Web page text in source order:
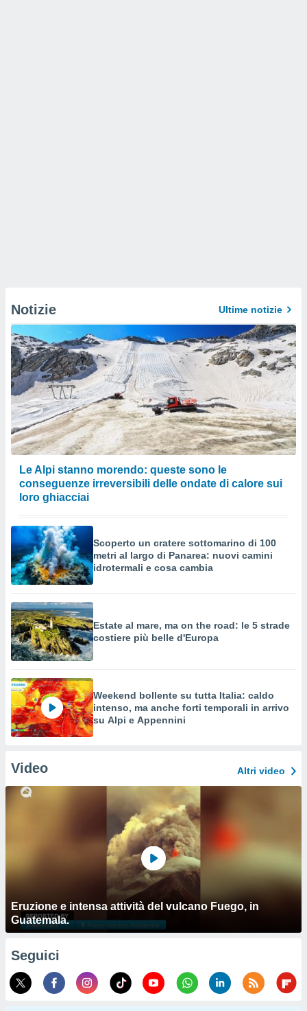
Notizie Ultime notizie
Le Alpi stanno morendo: queste sono le
conseguenze irreversibili delle ondate di calore sui
loro ghiacciai
Scoperto un cratere sottomarino di 100
metri al largo di Panarea: nuovi camini
idrotermali e cosa cambia
Estate al mare, ma on the road: le 5 strade
costiere più belle d'Europa
Weekend bollente su tutta Italia: caldo
intenso, ma anche forti temporali in arrivo
su Alpi e Appennini
Video Altri video
Eruzione e intensa attività del vulcano Fuego, in
Guatemala.
Seguici